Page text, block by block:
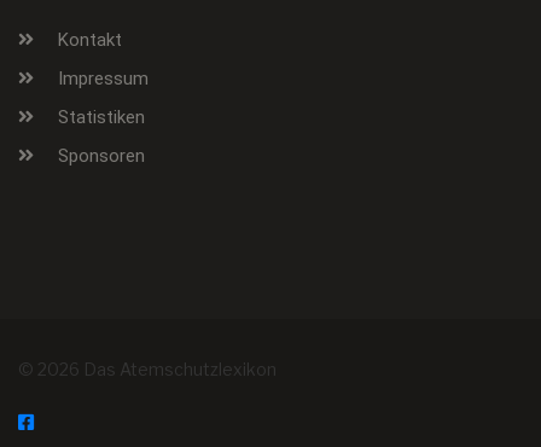
Kontakt
Impressum
Statistiken
Sponsoren
© 2026 Das Atemschutzlexikon